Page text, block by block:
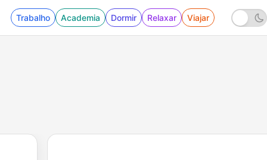
Trabalho Academia Dormir Relaxar Viajar